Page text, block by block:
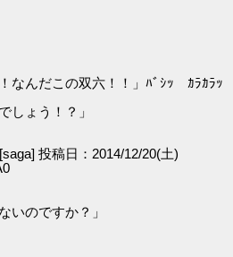
なんだこの双六！！」ﾊﾞｼｯ ｶﾗｶﾗｯ
しょう！？」
[saga] 投稿日：2014/12/20(土)
いのですか？」